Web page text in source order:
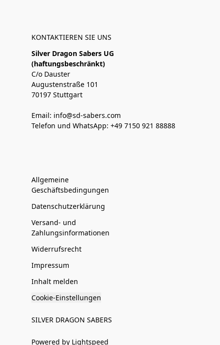
KONTAKTIEREN SIE UNS
Silver Dragon Sabers UG
(haftungsbeschränkt)
C/o Dauster
Augustenstraße 101
70197 Stuttgart
Email: info@sd-sabers.com
Telefon und WhatsApp: +49 7150 921 88888
Allgemeine
Geschäftsbedingungen
Datenschutzerklärung
Versand- und
Zahlungsinformationen
Widerrufsrecht
Impressum
Inhalt melden
Cookie-Einstellungen
SILVER DRAGON SABERS
Powered by Lightspeed